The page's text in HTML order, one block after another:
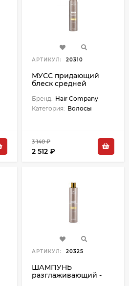
АРТИКУЛ: 20310
МУСС придающий
блеск средней
"Illuminating Medium
Styling Foam" - 250 мл
Бренд: Hair Company
Категория: Волосы
3 140 ₽
2 512 ₽
АРТИКУЛ: 20325
ШАМПУНЬ
разглаживающий -